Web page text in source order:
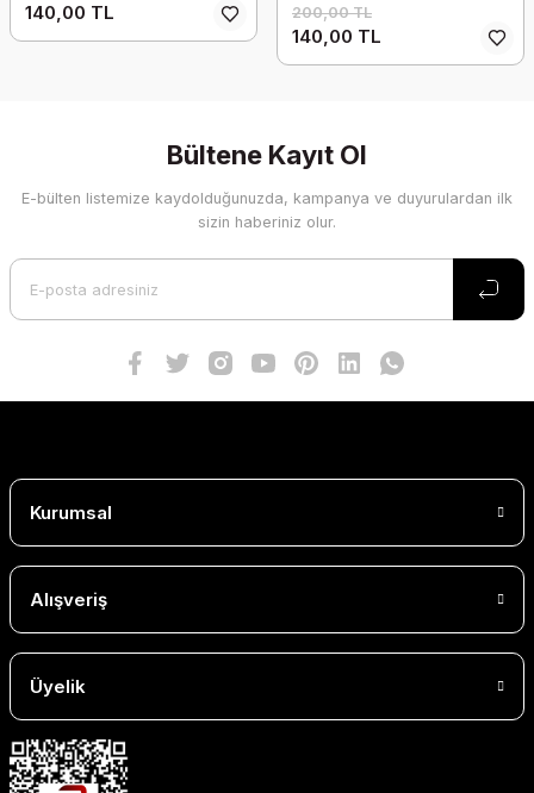
140,00 TL
200,00 TL
140,00 TL
Bültene Kayıt Ol
E-bülten listemize kaydolduğunuzda, kampanya ve duyurulardan ilk
sizin haberiniz olur.
Kurumsal
Alışveriş
Üyelik